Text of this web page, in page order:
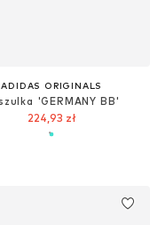
ADIDAS ORIGINALS
'GERMANY BB'
224,93 zł